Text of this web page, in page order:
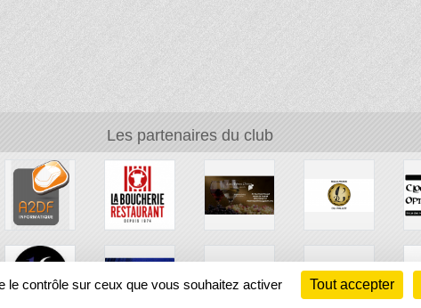
Les partenaires du club
le contrôle sur ceux que vous souhaitez activer Tout accepter